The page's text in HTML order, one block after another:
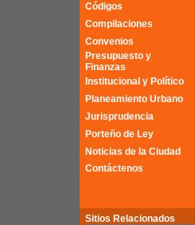
Códigos
Compilaciones
Convenios
Presupuesto y
Finanzas
Institucional y Político
Planeamiento Urbano
Jurisprudencia
Porteño de Ley
Noticias de la Ciudad
Contáctenos
Sitios Relacionados